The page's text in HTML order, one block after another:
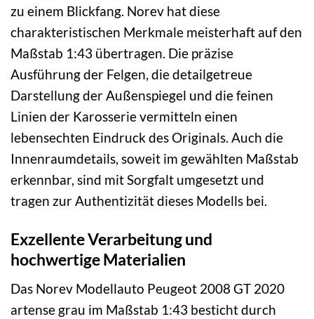
zu einem Blickfang. Norev hat diese
charakteristischen Merkmale meisterhaft auf den
Maßstab 1:43 übertragen. Die präzise
Ausführung der Felgen, die detailgetreue
Darstellung der Außenspiegel und die feinen
Linien der Karosserie vermitteln einen
lebensechten Eindruck des Originals. Auch die
Innenraumdetails, soweit im gewählten Maßstab
erkennbar, sind mit Sorgfalt umgesetzt und
tragen zur Authentizität dieses Modells bei.
Exzellente Verarbeitung und
hochwertige Materialien
Das Norev Modellauto Peugeot 2008 GT 2020
artense grau im Maßstab 1:43 besticht durch